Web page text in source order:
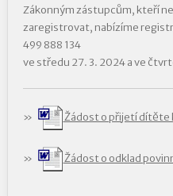
Zákonným zástupcům, kteří
zaregistrovat, nabízíme
499 888 134
ve středu 27. 3. 2024 a ve
Žádost o přijetí dítěte
Žádost o odklad